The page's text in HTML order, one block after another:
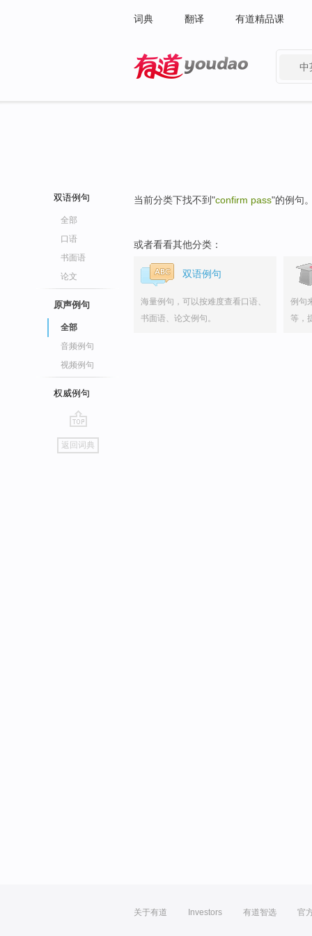
词典 翻译 有道精品课
中
双语例句
全部
口语
书面语
论文
原声例句
全部
音频例句
视频例句
权威例句
go
top
返回词典
当前分类下找不到"confirm pass"的例句。
或者看看其他分类：
双语例句
海量例句，可以按难度查看口语、
书面语、论文例句。
例句
等，
关于有道 Investors 有道智选 官